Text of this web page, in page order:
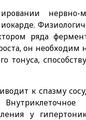
нервно-
ряда
он необходим
тонуса,
к спазму
у